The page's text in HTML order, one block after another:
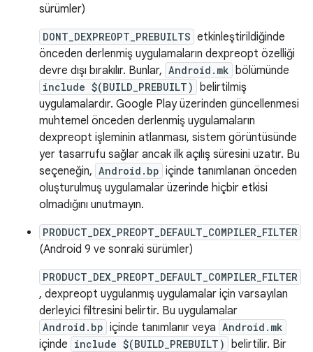
sürümler)
DONT_DEXPREOPT_PREBUILTS etkinleştirildiğinde
önceden derlenmiş uygulamaların dexpreopt özelliği
devre dışı bırakılır. Bunlar, Android.mk bölümünde
include $(BUILD_PREBUILT) belirtilmiş
uygulamalardır. Google Play üzerinden güncellenmesi
muhtemel önceden derlenmiş uygulamaların
dexpreopt işleminin atlanması, sistem görüntüsünde
yer tasarrufu sağlar ancak ilk açılış süresini uzatır. Bu
seçeneğin, Android.bp içinde tanımlanan önceden
oluşturulmuş uygulamalar üzerinde hiçbir etkisi
olmadığını unutmayın.
PRODUCT_DEX_PREOPT_DEFAULT_COMPILER_FILTER
(Android 9 ve sonraki sürümler)
PRODUCT_DEX_PREOPT_DEFAULT_COMPILER_FILTER
, dexpreopt uygulanmış uygulamalar için varsayılan
derleyici filtresini belirtir. Bu uygulamalar
Android.bp içinde tanımlanır veya Android.mk
içinde include $(BUILD_PREBUILT) belirtilir. Bir